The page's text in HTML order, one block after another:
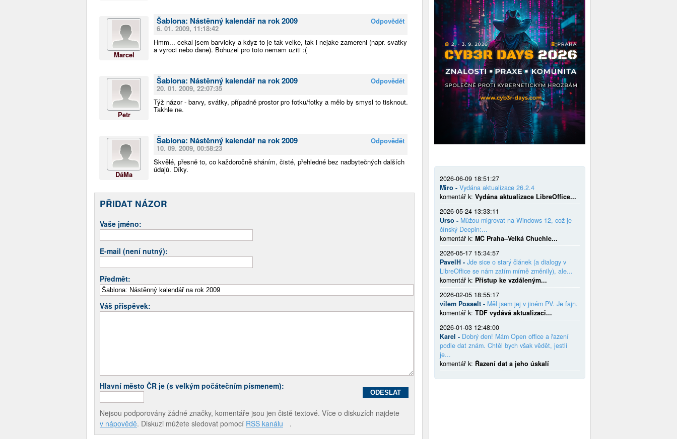
Marcel
Odpovědět
Šablona: Nástěnný kalendář na rok 2009
6. 01. 2009, 11:18:42
Hmm... cekal jsem barvicky a kdyz to je tak velke, tak i nejake zamereni (napr. svatky
a vyroci nebo dane). Bohuzel pro toto nemam uziti :(
Petr
Odpovědět
Šablona: Nástěnný kalendář na rok 2009
20. 01. 2009, 22:07:35
Týž názor - barvy, svátky, případně prostor pro fotku/fotky a mělo by smysl to tisknout.
Takhle ne.
DáMa
Odpovědět
Šablona: Nástěnný kalendář na rok 2009
10. 09. 2009, 00:58:23
Skvělé, přesně to, co každoročně sháním, čisté, přehledné bez nadbytečných dalších
údajů. Díky.
PŘIDAT NÁZOR
Vaše jméno:
E-mail (není nutný):
Předmět:
Váš příspěvek:
Hlavní město ČR je (s velkým počátečním písmenem):
Nejsou podporovány žádné značky, komentáře jsou jen čistě textové. Více o diskuzích najdete
v nápovědě. Diskuzi můžete sledovat pomocí RSS kanálu .
2026-06-09 18:51:27
Miro - Vydána aktualizace 26.2.4
komentář k: Vydána aktualizace LibreOffice...
2026-05-24 13:33:11
Urso - Můžou migrovat na Windows 12, což je
čínský Deepin:...
komentář k: MČ Praha–Velká Chuchle...
2026-05-17 15:34:57
PavelH - Jde sice o starý článek (a dialogy v
LibreOffice se nám zatím mírně změnily), ale...
komentář k: Přístup ke vzdáleným...
2026-02-05 18:55:17
vilem Posselt - Měl jsem jej v jiném PV. Je fajn.
komentář k: TDF vydává aktualizaci...
2026-01-03 12:48:00
Karel - Dobrý den! Mám Open office a řazení
podle dat znám. Chtěl bych však vědět, jestli
je...
komentář k: Řazení dat a jeho úskalí